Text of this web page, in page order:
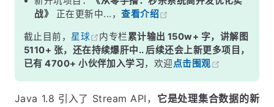
战》
正在更新中...，查看介绍
截止目前， 星球 内专栏累计输出 150w+ 字，讲解图
5110+ 张，还在持续爆肝中.. 后续还会上新更多项目，
已有 4700+ 小伙伴加入学习，欢迎点击围观
Java 1.8 引入了 Stream API， 它是处理集合数据的新